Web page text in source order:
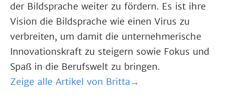
der Bildsprache weiter zu fördern. Es ist ihre
Vision die Bildsprache wie einen Virus zu
verbreiten, um damit die unternehmerische
Innovationskraft zu steigern sowie Fokus und
Spaß in die Berufswelt zu bringen.
Zeige alle Artikel von Britta→